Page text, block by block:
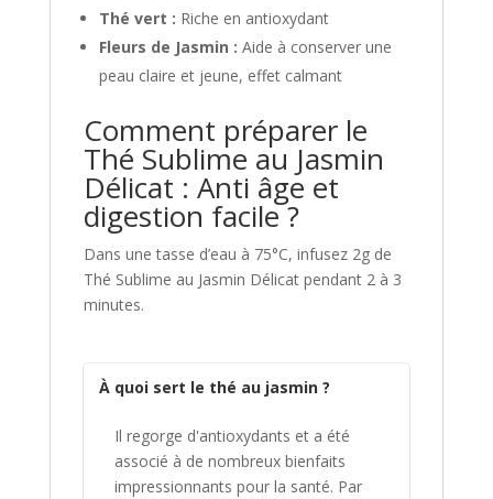
Thé vert : Riche en antioxydant
Fleurs de Jasmin : Aide à conserver une
peau claire et jeune, effet calmant
Comment préparer le
Thé Sublime au Jasmin
Délicat : Anti âge et
digestion facile ?
Dans une tasse d’eau à 75°C, infusez 2g de
Thé Sublime au Jasmin Délicat pendant 2 à 3
minutes.
À quoi sert le thé au jasmin ?
Il regorge d'antioxydants et a été
associé à de nombreux bienfaits
impressionnants pour la santé. Par